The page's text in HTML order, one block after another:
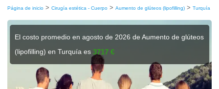
Página de inicio > Cirugía estética - Cuerpo > Aumento de glúteos (lipofilling) > Turquía
El costo promedio en agosto de 2026 de Aumento de glúteos
(lipofilling) en Turquía es3717 €